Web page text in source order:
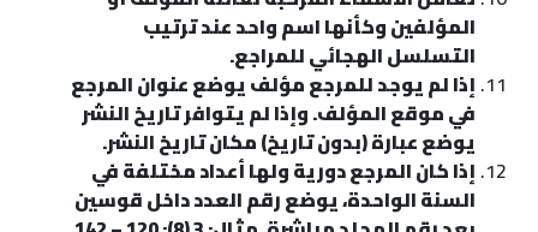
المؤلفين وكأنها اسم واحد عند ترتيب
التسلسل الهجائي للمراجع.
إذا لم يوجد للمرجع مؤلف يوضع عنوان المرجع
في موقع المؤلف. وإذا لم يتوافر تاريخ النشر
يوضع عبارة (بدون تاريخ) مكان تاريخ النشر.
إذا كان المرجع دورية ولها أعداد مختلفة في
السنة الواحدة، يوضع رقم العدد داخل قوسين